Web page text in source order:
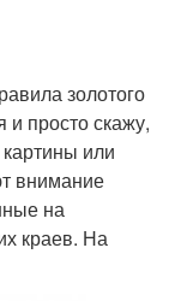
золотого
и просто скажу,
или
внимание
на
краев. На